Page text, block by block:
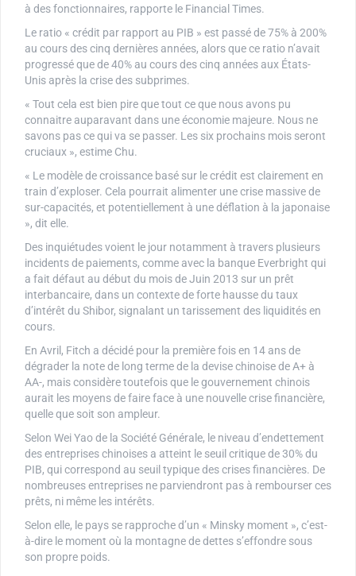
à des fonctionnaires, rapporte le Financial Times.
Le ratio « crédit par rapport au PIB » est passé de 75% à 200%
au cours des cinq dernières années, alors que ce ratio n’avait
progressé que de 40% au cours des cinq années aux États-
Unis après la crise des subprimes.
« Tout cela est bien pire que tout ce que nous avons pu
connaitre auparavant dans une économie majeure. Nous ne
savons pas ce qui va se passer. Les six prochains mois seront
cruciaux », estime Chu.
« Le modèle de croissance basé sur le crédit est clairement en
train d’exploser. Cela pourrait alimenter une crise massive de
sur-capacités, et potentiellement à une déflation à la japonaise
», dit elle.
Des inquiétudes voient le jour notamment à travers plusieurs
incidents de paiements, comme avec la banque Everbright qui
a fait défaut au début du mois de Juin 2013 sur un prêt
interbancaire, dans un contexte de forte hausse du taux
d’intérêt du Shibor, signalant un tarissement des liquidités en
cours.
En Avril, Fitch a décidé pour la première fois en 14 ans de
dégrader la note de long terme de la devise chinoise de A+ à
AA-, mais considère toutefois que le gouvernement chinois
aurait les moyens de faire face à une nouvelle crise financière,
quelle que soit son ampleur.
Selon Wei Yao de la Société Générale, le niveau d’endettement
des entreprises chinoises a atteint le seuil critique de 30% du
PIB, qui correspond au seuil typique des crises financières. De
nombreuses entreprises ne parviendront pas à rembourser ces
prêts, ni même les intérêts.
Selon elle, le pays se rapproche d’un « Minsky moment », c’est-
à-dire le moment où la montagne de dettes s’effondre sous
son propre poids.